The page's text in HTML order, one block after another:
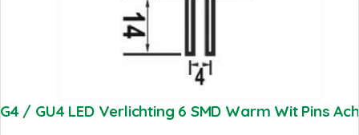
G4 / GU4 LED Verlichting 6 SMD Warm Wit Pins